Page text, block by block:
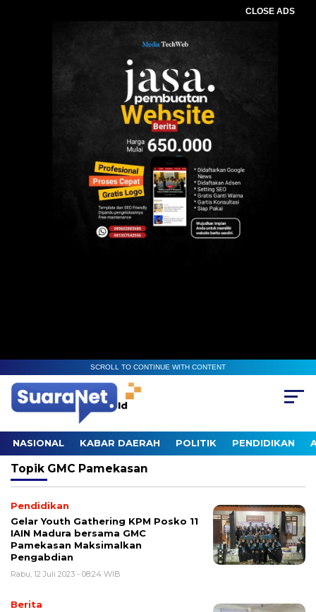
CLOSE ADS
SCROLL TO CONTINUE WITH CONTENT
NASIONAL KABAR DAERAH POLITIK PENDIDIKAN
Topik GMC Pamekasan
Pendidikan
Gelar Youth Gathering KPM Posko 11
IAIN Madura bersama GMC
Pamekasan Maksimalkan
Pengabdian
Rabu, 12 Juli 2023 - 08:24 WIB
Berita